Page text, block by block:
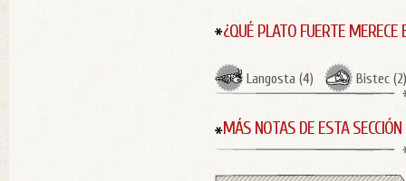
¿QUÉ PLATO FUERTE MERECE
Langosta (4) Bistec (2)
MÁS NOTAS DE ESTA SECCIÓN